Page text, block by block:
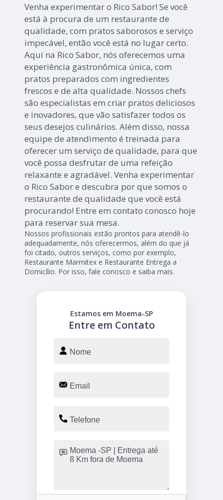
Venha experimentar o Rico Sabor! Se você
está à procura de um restaurante de
qualidade, com pratos saborosos e serviço
impecável, então você está no lugar certo.
Aqui na Rico Sabor, nós oferecemos uma
experiência gastronômica única, com
pratos preparados com ingredientes
frescos e de alta qualidade. Nossos chefs
são especialistas em criar pratos deliciosos
e inovadores, que vão satisfazer todos os
seus desejos culinários. Além disso, nossa
equipe de atendimento é treinada para
oferecer um serviço de qualidade, para que
você possa desfrutar de uma refeição
relaxante e agradável. Venha experimentar
o Rico Sabor e descubra por que somos o
restaurante de qualidade que você está
procurando! Entre em contato conosco hoje
para reservar sua mesa.
Nossos profissionais estão prontos para atendê-lo
adequadamente, nós oferecermos, além do que já
foi citado, outros serviços, como por exemplo,
Restaurante Marmitex e Restaurante Entrega a
Domicílio. Por isso, fale conosco e saiba mais.
Entre em Contato
Estamos em Moema-SP